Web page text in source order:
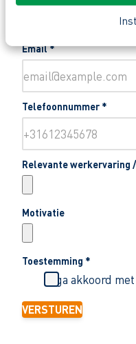
Email*
Telefoonnummer *
Relevante werkervaring
Motivatie
Toestemming *
Ik ga akkoord
VERSTUREN